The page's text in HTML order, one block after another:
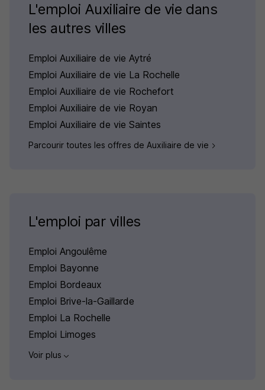
L'emploi Auxiliaire de vie dans
les autres villes
Emploi Auxiliaire de vie Aytré
Emploi Auxiliaire de vie La Rochelle
Emploi Auxiliaire de vie Rochefort
Emploi Auxiliaire de vie Royan
Emploi Auxiliaire de vie Saintes
Parcourir toutes les offres de Auxiliaire de vie
L'emploi par villes
Emploi Angoulême
Emploi Bayonne
Emploi Bordeaux
Emploi Brive-la-Gaillarde
Emploi La Rochelle
Emploi Limoges
Voir plus